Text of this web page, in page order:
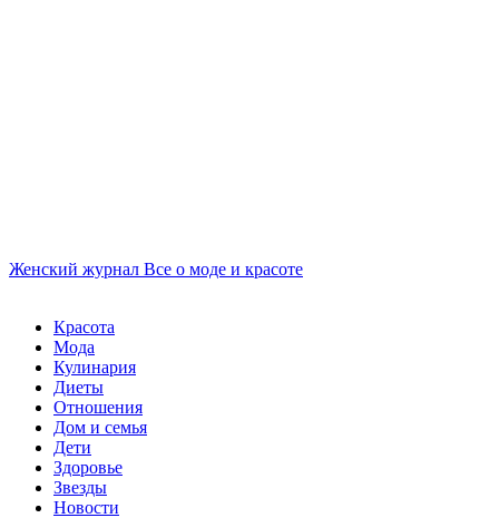
Женский журнал Все о моде и красоте
Красота
Мода
Кулинария
Диеты
Отношения
Дом и семья
Дети
Здоровье
Звезды
Новости